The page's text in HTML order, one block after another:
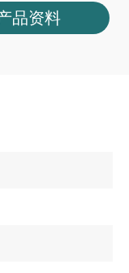
品资料